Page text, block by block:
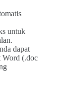
untuk
dapat
Word (.doc